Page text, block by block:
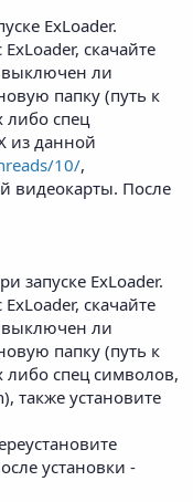
ExLoader.
скачайте
выключен ли
папку (путь к
либо спец
из данной
10/,
видеокарты. После
запуске ExLoader.
скачайте
выключен ли
папку (путь к
либо спец символов,
также установите
установки -